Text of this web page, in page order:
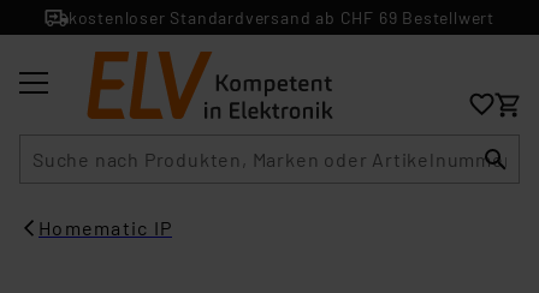
kostenloser Standardversand ab CHF 69 Bestellwert
Homematic IP